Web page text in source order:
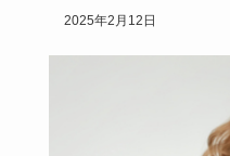
妊婦には眠いと…
2025年2月12日